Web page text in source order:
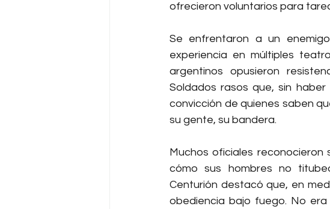
ofrecieron voluntarios para
Se enfrentaron a un
experiencia en múltiples
argentinos opusieron
Soldados rasos que, sin
convicción de quienes saben
su gente, su bandera.
Muchos oficiales
cómo sus hombres no
Centurión destacó que, en
obediencia bajo fuego. No